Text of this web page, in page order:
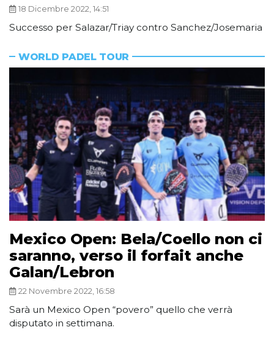
18 Dicembre 2022, 14:51
Successo per Salazar/Triay contro Sanchez/Josemaria
WORLD PADEL TOUR
Mexico Open: Bela/Coello non ci
saranno, verso il forfait anche
Galan/Lebron
22 Novembre 2022, 16:58
Sarà un Mexico Open “povero” quello che verrà
disputato in settimana.